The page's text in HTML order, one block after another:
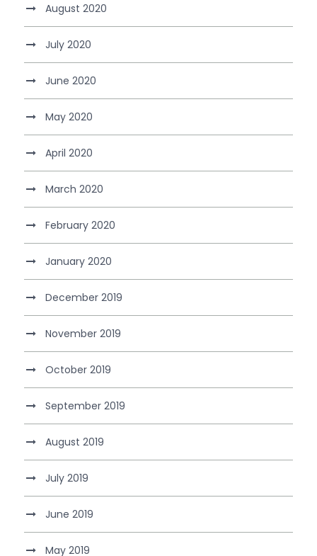
August 2020
July 2020
June 2020
May 2020
April 2020
March 2020
February 2020
January 2020
December 2019
November 2019
October 2019
September 2019
August 2019
July 2019
June 2019
May 2019